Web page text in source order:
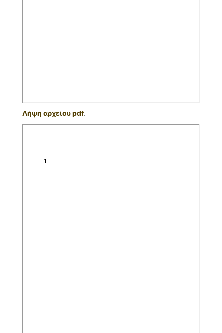
Λήψη αρχείου pdf.